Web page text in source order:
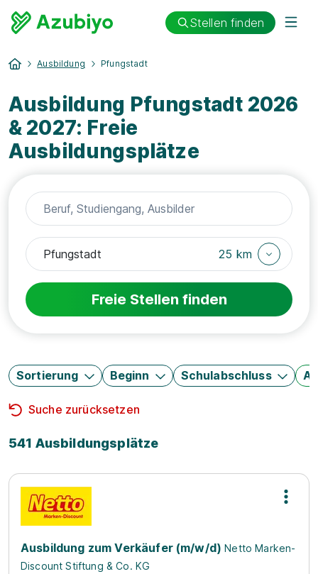
Stellen finden
Ausbildung Pfungstadt
Ausbildung Pfungstadt 2026
& 2027: Freie
Ausbildungsplätze
25 km
Freie Stellen finden
Sortierung Beginn Schulabschluss
Suche zurücksetzen
541 Ausbildungsplätze
Ausbildung zum Verkäufer (m/w/d) Netto Marken-
Discount Stiftung & Co. KG